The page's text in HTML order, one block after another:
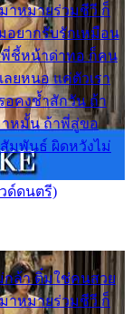
าหมายร่วมชีวี ก็
อยากรับรักเหมือน
ชี้หน้าด่าทอ ก็คน
ยหนอ แค่ตัวเรา
คงช้ำสักวัน ถ้า
าหมั้น ถ้าพี่สู่ขอ
มพันธ์ ผิดหวังไม่
ด์ดนตรี)
กล้า ติ๋มใช่คนสวย
าหมายร่วมชีวี ก็